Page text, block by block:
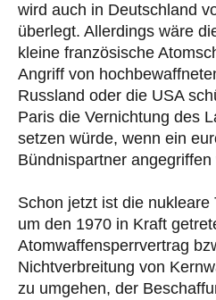
wird auch in Deutschland
überlegt. Allerdings wäre
kleine französische
Angriff von
Russland oder die USA
Paris die Vernichtung des
setzen würde, wenn ein
Bündnispartner angegriffen
Schon jetzt ist die nukleare
um den 1970 in Kraft
Atomwaffensperrvertrag
Nichtverbreitung von
zu umgehen, der